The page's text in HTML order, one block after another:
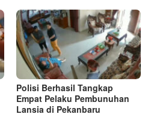
Polisi Berhasil Tangkap
Empat Pelaku Pembunuhan
Lansia di Pekanbaru